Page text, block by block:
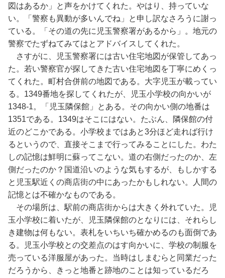
図はあるか」と声をかけてくれた。やはり、持っていな
い。「警察も異動が多いんでね」と申し訳なさろうに謝っ
ている。「その道の先に児玉警察署があるから」。地元の
警察でたずねてみてはとアドバイスしてくれた。
さすがに、児玉警察署には古い住宅地図が保管してあっ
た。若い警察官が探してきた古い住宅地図を丁寧にめくっ
てくれた。町村合併前の地図である。大字児玉が載ってい
る。1349番地を探してくれたが、児玉小学校の向かいが
1348-1。「児玉隣保館」とある。その向かい側の地番は
1351である。1349はそこにはない。たぶん、隣保館の付
近のどこかである。小学校まではあと3分ほど走れば行け
るというので、直接そこまで行ってみることにした。わた
しの記憶は鮮明に蘇ってこない。道の右側だったのか、左
側だったのか？国道沿いのような気もするが、もしかする
と児玉駅近くの商店街の中にあったかもしれない。人間の
記憶とは不確かなものである。
その場所は、駅前の商店街からは大きく外れていた。児
玉小学校に着いたが、児玉隣保館のとなりには、それらし
き建物は何もない。表札をいちいち確かめるのも面倒であ
る。児玉小学校との交差点のはす向かいに、学校の制服を
売っている洋服屋があった。当時はしまむらと同業だった
だろうから、きっと地番と跡地のことは知っているだろ